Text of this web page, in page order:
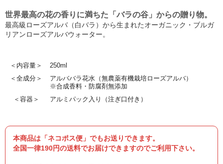
世界最高の花の香りに満ちた「バラの谷」からの贈り物。
最高級ローズアルバ（白バラ）から生まれたオーガニック・ブルガ
リアンローズアルバウォーター。
＜内容量＞
250ml
＜全成分＞
アルババラ花水（無農薬有機栽培ローズアルバ）
※合成香料・防腐剤無添加
＜容器＞
アルミパック入り（注ぎ口付き）
本商品は「ネコポス便」でもお送りできます。
全国一律190円の送料でお届けできますのでご利用下さい。